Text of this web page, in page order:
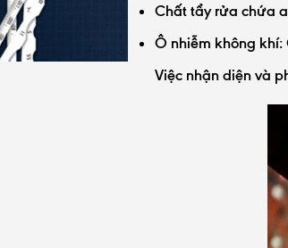
Chất tẩy rửa chứa
Ô nhiễm không khí:
Việc nhận diện và